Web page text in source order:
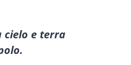
cielo e terra